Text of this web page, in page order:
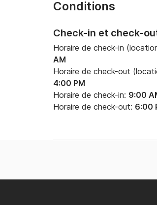
Conditions
Check-in et check-
Horaire de check-in
AM
Horaire de check-out
4:00 PM
Horaire de check-in: 9:00
Horaire de check-out: 6:00